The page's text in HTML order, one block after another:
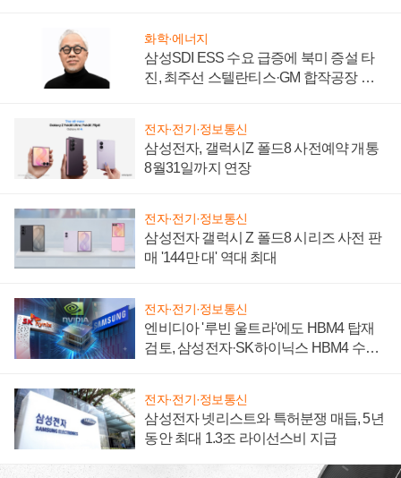
화학·에너지
삼성SDI ESS 수요 급증에 북미 증설 타
진, 최주선 스텔란티스·GM 합작공장 건
전자·전기·정보통신
삼성전자, 갤럭시Z 폴드8 사전예약 개통
8월31일까지 연장
전자·전기·정보통신
삼성전자 갤럭시 Z 폴드8 시리즈 사전 판
매 '144만 대' 역대 최대
전자·전기·정보통신
엔비디아 '루빈 울트라'에도 HBM4 탑재
검토, 삼성전자·SK하이닉스 HBM4 수율
전자·전기·정보통신
삼성전자 넷리스트와 특허분쟁 매듭, 5년
동안 최대 1.3조 라이선스비 지급